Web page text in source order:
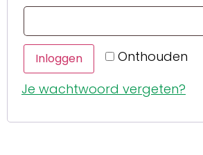
Onthouden
Inloggen
Je wachtwoord vergeten?